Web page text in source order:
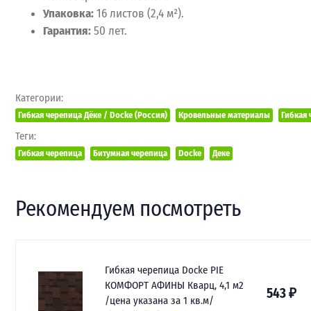
Упаковка:16 листов (2,4 м²).
Гарантия:50 лет.
Категории:
Гибкая черепица Дёке / Docke (Россия) Кровельные материалы Гибкая
Теги:
Гибкая черепица Битумная черепица Docke Деке
Рекомендуем посмотреть
Гибкая черепица Docke PIE
КОМФОРТ АФИНЫ Кварц, 4,1 м2
/цена указана за 1 кв.м/
543₽